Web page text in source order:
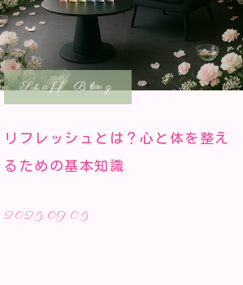
Staff Blog
リフレッシュとは？心と体を整え
るための基本知識
2025.09.05